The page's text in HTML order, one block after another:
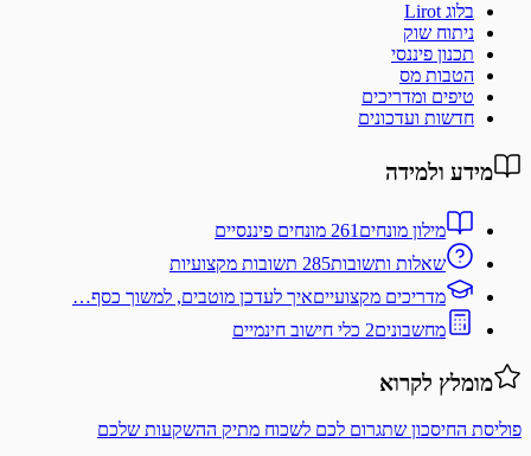
בלוג Lirot
ניתוח שוק
תכנון פיננסי
הטבות מס
טיפים ומדריכים
חדשות ועדכונים
מידע ולמידה
מילון מונחים 261 מונחים פיננסיים
שאלות ותשובות285 תשובות מקצועיות
מדריכים מקצועייםאיך לעדכן מוטבים, למשוך כסף…
מחשבונים2 כלי חישוב חינמיים
מומלץ לקרוא
פוליסת החיסכון שתגרום לכם לשכוח מתיק ההשקעות שלכם